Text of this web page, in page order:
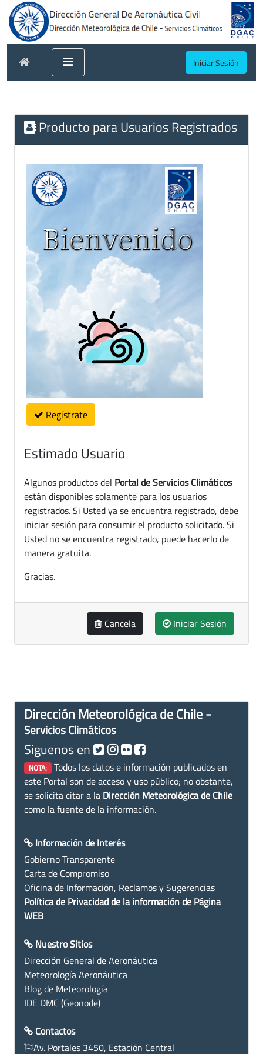
Iniciar Sesión
Producto para Usuarios Registrados
Regístrate
Estimado Usuario
Algunos productos del Portal de Servicios Climáticos
están disponibles solamente para los usuarios
registrados. Si Usted ya se encuentra registrado, debe
iniciar sesión para consumir el producto solicitado. Si
Usted no se encuentra registrado, puede hacerlo de
manera gratuita.
Gracias.
Cancela Iniciar Sesión
Dirección Meteorológica de Chile -
Servicios Climáticos
Siguenos en
NOTA: Todos los datos e información publicados en
este Portal son de acceso y uso público; no obstante,
se solicita citar a la Dirección Meteorológica de Chile
como la fuente de la información.
Información de Interés
Gobierno Transparente
Carta de Compromiso
Oficina de Información, Reclamos y Sugerencias
Política de Privacidad de la información de Página
WEB
Nuestro Sitios
Dirección General de Aeronáutica
Meteorología Aeronáutica
Blog de Meteorología
IDE DMC (Geonode)
Contactos
Av. Portales 3450, Estación Central